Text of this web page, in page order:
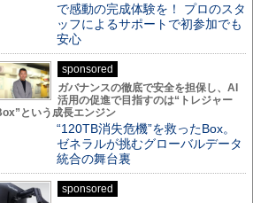
で感動の完成体験を！ プロのスタ
ッフによるサポートで初参加でも
安心
sponsored
ガバナンスの徹底で安全を担保し、AI
活用の促進で目指すのは“トレジャー
という成長エンジン
“120TB消失危機”を救ったBox。
ゼネラルが挑むグローバルデータ
統合の舞台裏
sponsored